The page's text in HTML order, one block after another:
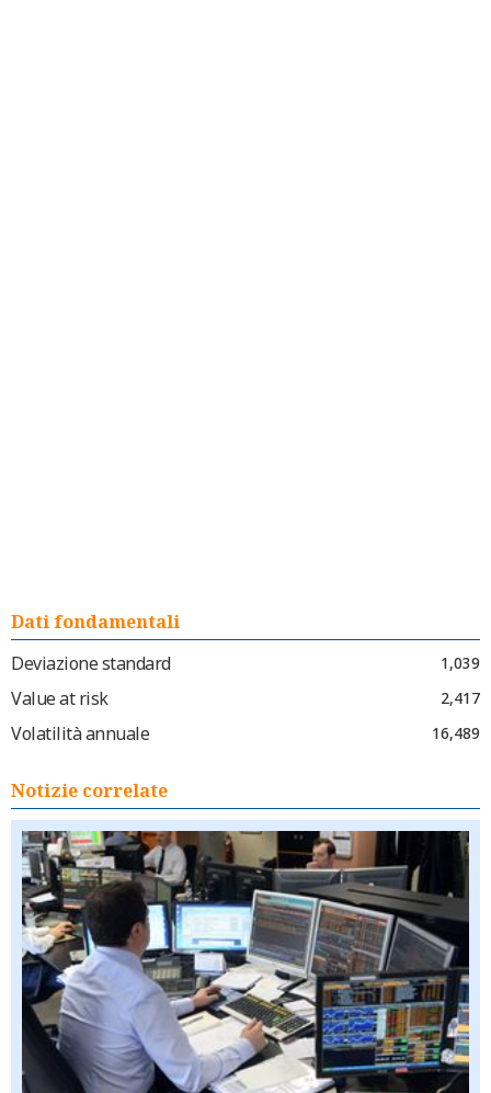
Dati fondamentali
Deviazione standard
1,039
Value at risk 2,417
Volatilità annuale 16,489
Notizie correlate